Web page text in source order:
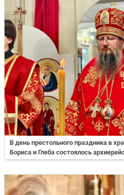
В день престольного праздника в
Бориса и Глеба состоялось